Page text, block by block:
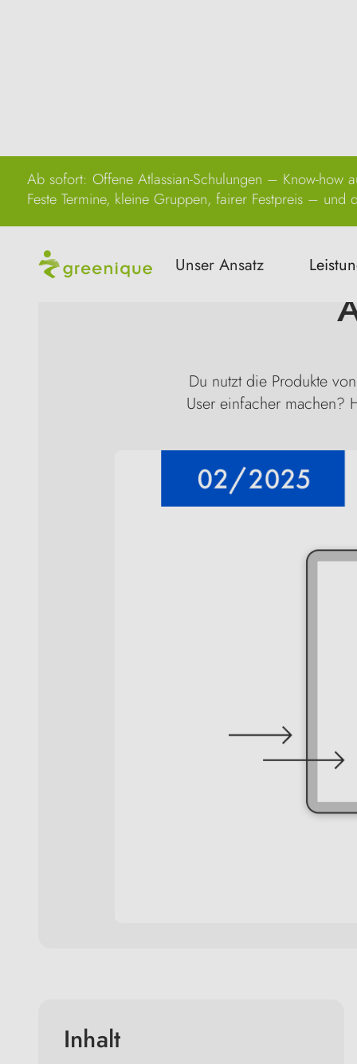
Ab sofort: Offene Atlassian-Schulungen – Know-how
Feste Termine, kleine Gruppen, fairer Festpreis – und
Unser Ansatz
Du nutzt die Produkte
User einfacher machen?
Inhalt